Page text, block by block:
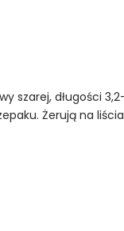
szarej, długości
Żerują na